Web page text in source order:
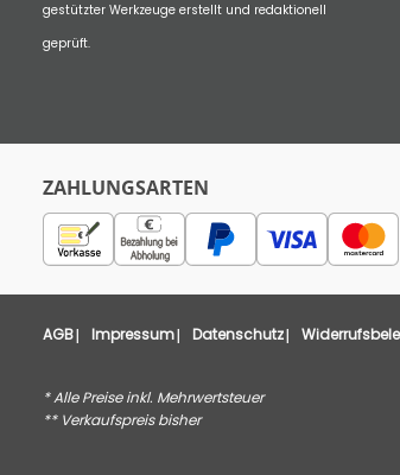
gestützter Werkzeuge erstellt und redaktionell
geprüft.
ZAHLUNGSARTEN
AGB Impressum Datenschutz
* Alle Preise inkl. Mehrwertsteuer
** Verkaufspreis bisher